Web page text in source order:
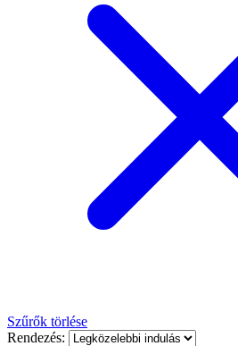
Szűrők törlése
Rendezés: